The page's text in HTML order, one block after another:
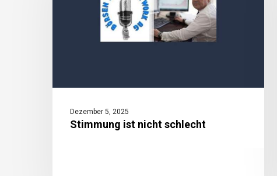
Dezember 5, 2025
Stimmung ist nicht schlecht